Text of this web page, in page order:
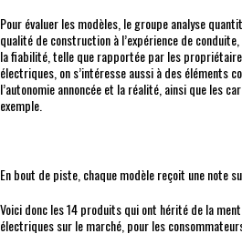
Pour évaluer les modèles, le groupe analyse
qualité de construction à l’expérience de
la fiabilité, telle que rapportée par les
électriques, on s’intéresse aussi à des éléments
l’autonomie annoncée et la réalité, ainsi que les
exemple.
En bout de piste, chaque modèle reçoit une note
Voici donc les 14 produits qui ont hérité de la
électriques sur le marché, pour les